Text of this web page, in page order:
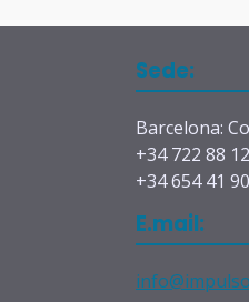
Sede:
Barcelona:
+34 722 88
+34 654 41
E.mail: